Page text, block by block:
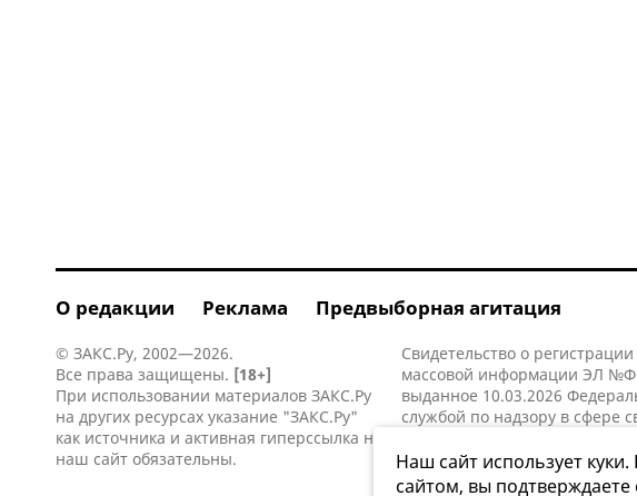
О редакции Реклама Предвыборная агитация
© ЗАКС.Ру, 2002—2026.
Все права защищены. [18+]
При использовании материалов ЗАКС.Ру
на других ресурсах указание "ЗАКС.Ру"
как источника и активная гиперссылка на
наш сайт обязательны.
Свидетельство о регистрации
массовой информации ЭЛ
выданное 10.03.2026
службой по надзору в сфере
коммуникаций
Наш сайт использует
сайтом, вы подтверждаете